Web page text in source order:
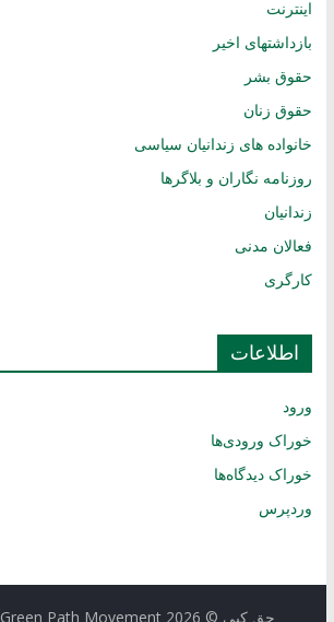
اینترنت
بازداشتهای اخیر
حقوق بشر
حقوق زنان
خانواده های زندانیان سیاسی
روزنامه نگاران و بلاگرها
زندانیان
فعالان مدنی
کارگری
اطلاعات
ورود
خوراک ورودی‌ها
خوراک دیدگاه‌ها
وردپرس
حق کپی © 2026 Green Path Movement